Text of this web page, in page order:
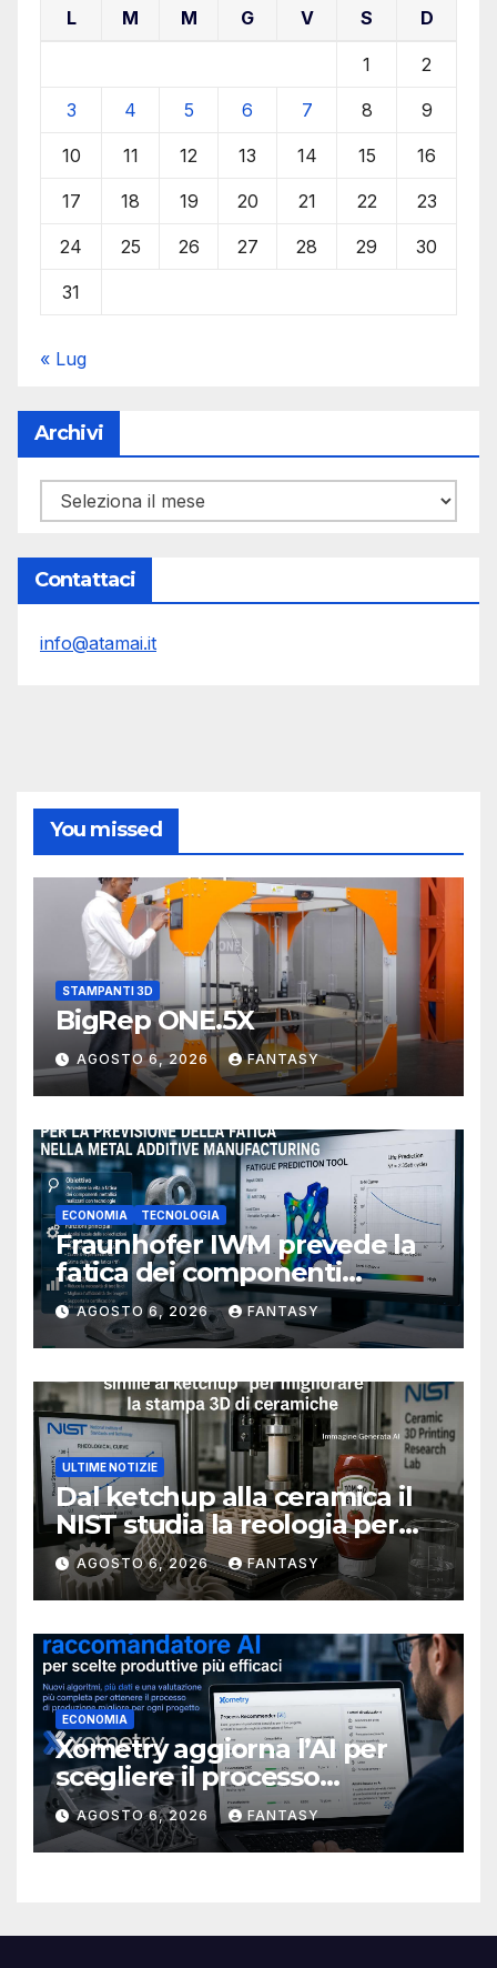
L M M G V S D
1 2
3 4 5 6 7 8 9
10 11 12 13 14 15 16
17 18 19 20 21 22 23
24 25 26 27 28 29 30
31
« Lug
Archivi
Archivi
Contattaci
info@atamai.it
You missed
STAMPANTI 3D
BigRep ONE.5X
AGOSTO 6, 2026 FANTASY
ECONOMIA TECNOLOGIA
Fraunhofer IWM prevede la
fatica dei componenti
metallici stampati in 3D
AGOSTO 6, 2026 FANTASY
ULTIME NOTIZIE
Dal ketchup alla ceramica il
NIST studia la reologia per
rendere più affidabile la
stampa 3D
AGOSTO 6, 2026 FANTASY
ECONOMIA
Xometry aggiorna l’AI per
scegliere il processo
produttivo più adatto
AGOSTO 6, 2026 FANTASY